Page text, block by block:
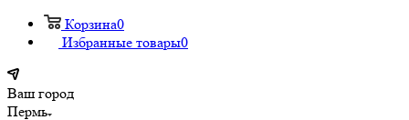
Корзина0
Избранные товары0
Ваш город
Пермь